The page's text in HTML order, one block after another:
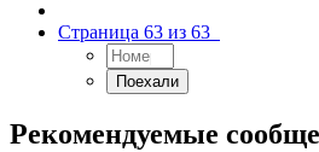
Страница 63 из 63
Рекомендуемые